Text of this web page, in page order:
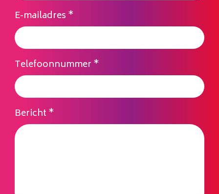
E-mailadres*
Telefoonnummer*
Bericht*